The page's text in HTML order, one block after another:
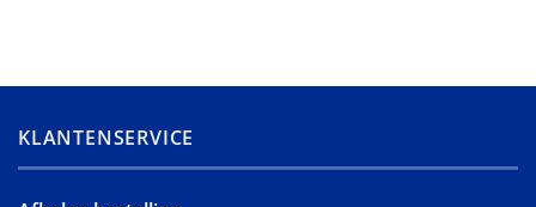
KLANTENSERVICE